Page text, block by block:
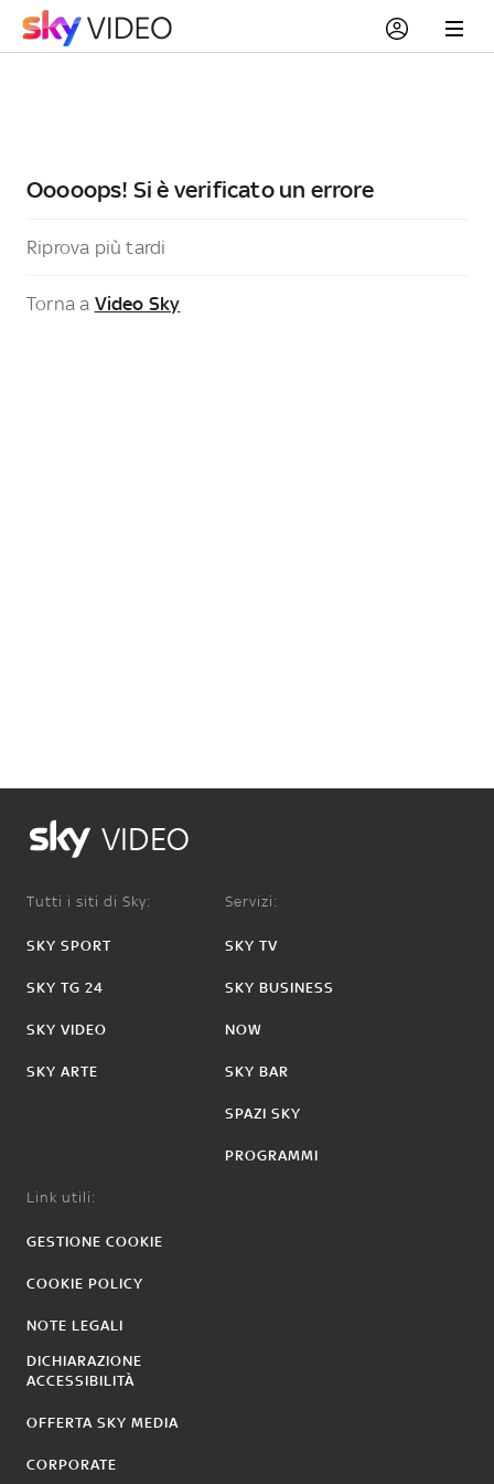
Ooooops! Si è verificato un errore
Riprova più tardi
Torna a Video Sky
VIDEO
Tutti i siti di Sky:
SKY SPORT
SKY TG 24
SKY VIDEO
SKY ARTE
Servizi:
SKY TV
SKY BUSINESS
NOW
SKY BAR
SPAZI SKY
PROGRAMMI
Link utili:
GESTIONE COOKIE
COOKIE POLICY
NOTE LEGALI
DICHIARAZIONE
ACCESSIBILITÀ
OFFERTA SKY MEDIA
CORPORATE